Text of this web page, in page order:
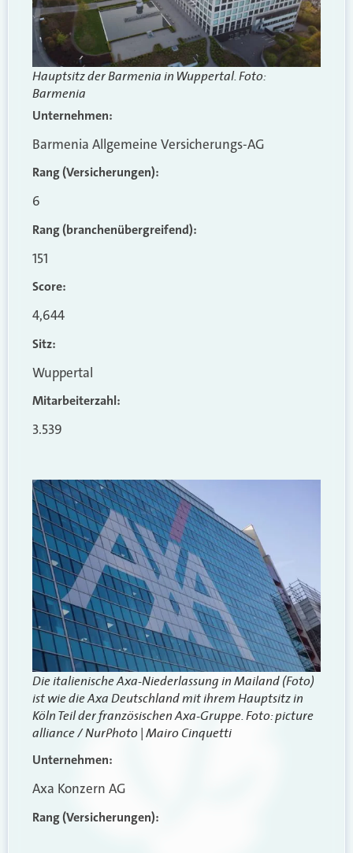
Hauptsitz der Barmenia in Wuppertal. Foto:
Barmenia
Unternehmen:
Barmenia Allgemeine Versicherungs-AG
Rang (Versicherungen):
6
Rang (branchenübergreifend):
151
Score:
4,644
Sitz:
Wuppertal
Mitarbeiterzahl:
3.539
Die italienische Axa-Niederlassung in Mailand (Foto)
ist wie die Axa Deutschland mit ihrem Hauptsitz in
Köln Teil der französischen Axa-Gruppe. Foto:picture
alliance / NurPhoto | Mairo Cinquetti
Unternehmen:
Axa Konzern AG
Rang (Versicherungen):